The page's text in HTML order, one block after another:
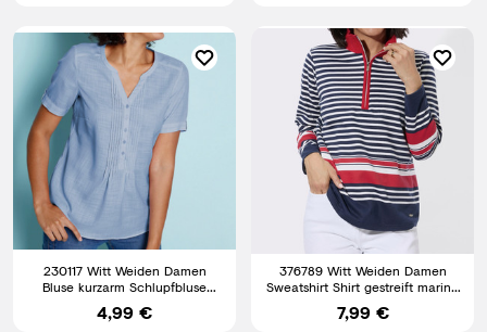
230117 Witt Weiden Damen
Bluse kurzarm Schlupfbluse
hellblau NEU Gr. 38 - 56
4,99 €
376789 Witt Weiden Damen
Sweatshirt Shirt gestreift marine
rot NEU Gr. 36 - 54
7,99 €